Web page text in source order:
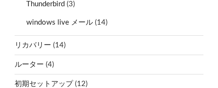
Thunderbird (3)
windows live メール (14)
リカバリー (14)
ルーター (4)
初期セットアップ (12)